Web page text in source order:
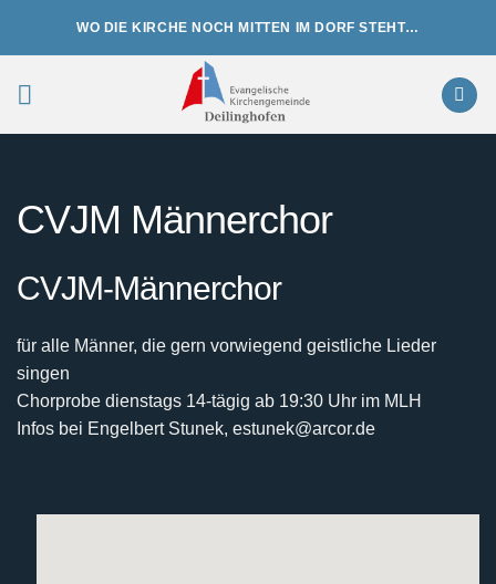
WO DIE KIRCHE NOCH MITTEN IM DORF STEHT…
CVJM Männerchor
CVJM-Männerchor
für alle Männer, die gern vorwiegend geistliche Lieder
singen
Chorprobe dienstags 14-tägig ab 19:30 Uhr im MLH
Infos bei Engelbert Stunek, estunek@arcor.de